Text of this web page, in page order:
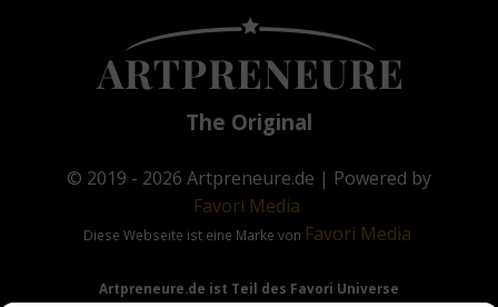
The Original
© 2019 - 2026 Artpreneure.de | Powered by
Favori Media
Diese Webseite ist eine Marke von Favori Media
Artpreneure.de ist Teil des Favori Universe